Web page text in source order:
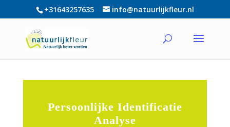
+31643257635 info@natuurlijkfleur.nl
Persoonlijke Identificatie
Analyse